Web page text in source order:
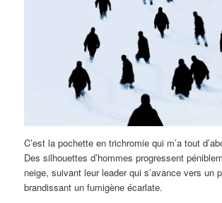
C’est la pochette en trichromie qui m’a tout
Des silhouettes d’hommes progressent
neige, suivant leur leader qui s’avance vers un
brandissant un fumigène écarlate.